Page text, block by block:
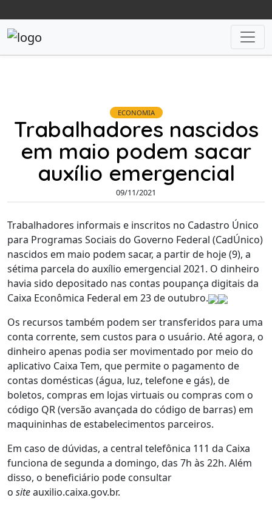
ECONOMIA
Trabalhadores nascidos
em maio podem sacar
auxílio emergencial
09/11/2021
Trabalhadores informais e inscritos no Cadastro Único
para Programas Sociais do Governo Federal (CadÚnico)
nascidos em maio podem sacar, a partir de hoje (9), a
sétima parcela do auxílio emergencial 2021. O dinheiro
havia sido depositado nas contas poupança digitais da
Caixa Econômica Federal em 23 de outubro.
Os recursos também podem ser transferidos para uma
conta corrente, sem custos para o usuário. Até agora, o
dinheiro apenas podia ser movimentado por meio do
aplicativo Caixa Tem, que permite o pagamento de
contas domésticas (água, luz, telefone e gás), de
boletos, compras em lojas virtuais ou compras com o
código QR (versão avançada do código de barras) em
maquininhas de estabelecimentos parceiros.
Em caso de dúvidas, a central telefônica 111 da Caixa
funciona de segunda a domingo, das 7h às 22h. Além
disso, o beneficiário pode consultar
o siteauxilio.caixa.gov.br.